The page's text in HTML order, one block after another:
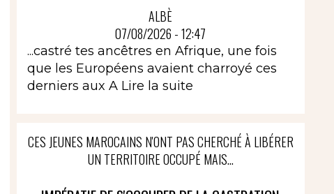
ALBÈ
07/08/2026 - 12:47
...castré tes ancêtres en Afrique, une fois
que les Européens avaient charroyé ces
derniers aux A Lire la suite
CES JEUNES MAROCAINS N'ONT PAS CHERCHÉ À LIBÉRER
UN TERRITOIRE OCCUPÉ MAIS...